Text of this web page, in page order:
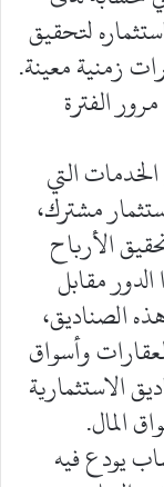
لتحقيق
زمنية معينة.
الفترة
التي
مشترك،
الأرباح
مقابل
الصناديق،
وأسواق
الاستثمارية
المال.
يودع فيه